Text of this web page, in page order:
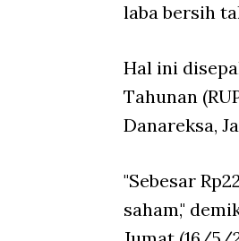
laba bersih
Hal ini
Tahunan
Danareksa,
"Sebesar
saham,"